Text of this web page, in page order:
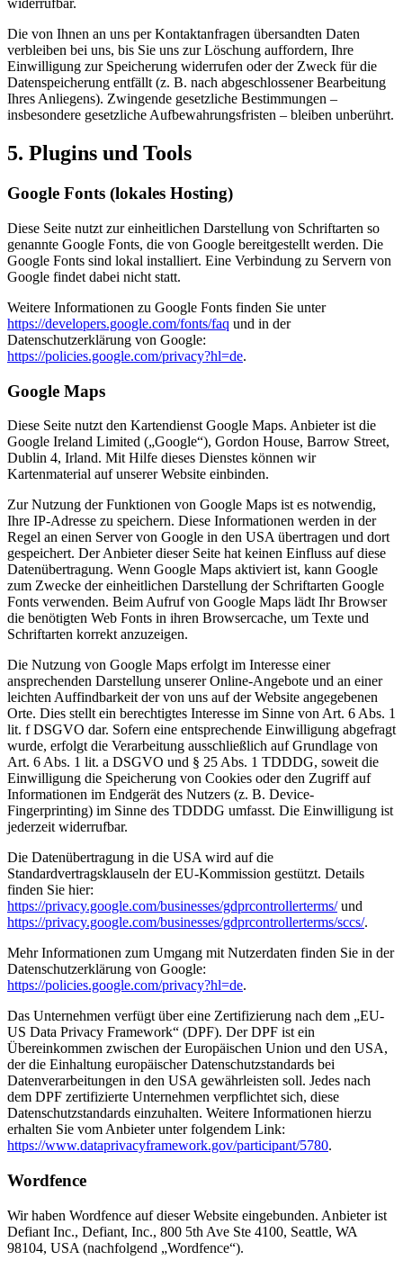
widerrufbar.
Die von Ihnen an uns per Kontaktanfragen übersandten Daten
verbleiben bei uns, bis Sie uns zur Löschung auffordern, Ihre
Einwilligung zur Speicherung widerrufen oder der Zweck für die
Datenspeicherung entfällt (z. B. nach abgeschlossener Bearbeitung
Ihres Anliegens). Zwingende gesetzliche Bestimmungen –
insbesondere gesetzliche Aufbewahrungsfristen – bleiben unberührt.
5. Plugins und Tools
Google Fonts (lokales Hosting)
Diese Seite nutzt zur einheitlichen Darstellung von Schriftarten so
genannte Google Fonts, die von Google bereitgestellt werden. Die
Google Fonts sind lokal installiert. Eine Verbindung zu Servern von
Google findet dabei nicht statt.
Weitere Informationen zu Google Fonts finden Sie unter
https://developers.google.com/fonts/faq und in der
Datenschutzerklärung von Google:
https://policies.google.com/privacy?hl=de.
Google Maps
Diese Seite nutzt den Kartendienst Google Maps. Anbieter ist die
Google Ireland Limited („Google“), Gordon House, Barrow Street,
Dublin 4, Irland. Mit Hilfe dieses Dienstes können wir
Kartenmaterial auf unserer Website einbinden.
Zur Nutzung der Funktionen von Google Maps ist es notwendig,
Ihre IP-Adresse zu speichern. Diese Informationen werden in der
Regel an einen Server von Google in den USA übertragen und dort
gespeichert. Der Anbieter dieser Seite hat keinen Einfluss auf diese
Datenübertragung. Wenn Google Maps aktiviert ist, kann Google
zum Zwecke der einheitlichen Darstellung der Schriftarten Google
Fonts verwenden. Beim Aufruf von Google Maps lädt Ihr Browser
die benötigten Web Fonts in ihren Browsercache, um Texte und
Schriftarten korrekt anzuzeigen.
Die Nutzung von Google Maps erfolgt im Interesse einer
ansprechenden Darstellung unserer Online-Angebote und an einer
leichten Auffindbarkeit der von uns auf der Website angegebenen
Orte. Dies stellt ein berechtigtes Interesse im Sinne von Art. 6 Abs. 1
lit. f DSGVO dar. Sofern eine entsprechende Einwilligung abgefragt
wurde, erfolgt die Verarbeitung ausschließlich auf Grundlage von
Art. 6 Abs. 1 lit. a DSGVO und § 25 Abs. 1 TDDDG, soweit die
Einwilligung die Speicherung von Cookies oder den Zugriff auf
Informationen im Endgerät des Nutzers (z. B. Device-
Fingerprinting) im Sinne des TDDDG umfasst. Die Einwilligung ist
jederzeit widerrufbar.
Die Datenübertragung in die USA wird auf die
Standardvertragsklauseln der EU-Kommission gestützt. Details
finden Sie hier:
https://privacy.google.com/businesses/gdprcontrollerterms/und
https://privacy.google.com/businesses/gdprcontrollerterms/sccs/.
Mehr Informationen zum Umgang mit Nutzerdaten finden Sie in der
Datenschutzerklärung von Google:
https://policies.google.com/privacy?hl=de.
Das Unternehmen verfügt über eine Zertifizierung nach dem „EU-
US Data Privacy Framework“ (DPF). Der DPF ist ein
Übereinkommen zwischen der Europäischen Union und den USA,
der die Einhaltung europäischer Datenschutzstandards bei
Datenverarbeitungen in den USA gewährleisten soll. Jedes nach
dem DPF zertifizierte Unternehmen verpflichtet sich, diese
Datenschutzstandards einzuhalten. Weitere Informationen hierzu
erhalten Sie vom Anbieter unter folgendem Link:
https://www.dataprivacyframework.gov/participant/5780.
Wordfence
Wir haben Wordfence auf dieser Website eingebunden. Anbieter ist
Defiant Inc., Defiant, Inc., 800 5th Ave Ste 4100, Seattle, WA
98104, USA (nachfolgend „Wordfence“).